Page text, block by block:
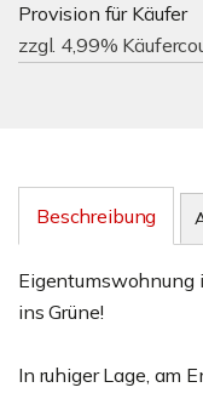
Provision für Käufer
zzgl. 4,99%
Beschreibung
Eigentumswohnung
ins Grüne!
In ruhiger Lage, am